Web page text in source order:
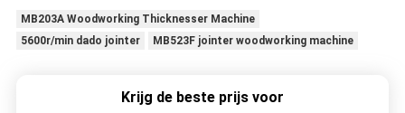
MB203A Woodworking Thicknesser Machine
5600r/min dado jointer
MB523F jointer woodworking machine
Krijg de beste prijs voor